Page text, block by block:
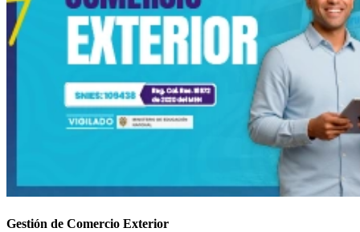
Gestión de Comercio Exterior